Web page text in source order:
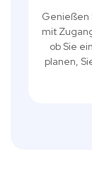
Genießen
mit
ob Sie
planen,